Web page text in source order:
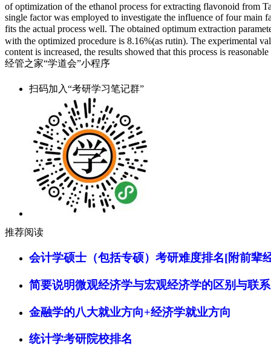
of optimization of the ethanol process for extracting flavonoid from
single factor was employed to investigate the influence of four main
fits the actual process well. The obtained optimum extraction
with the optimized procedure is 8.16%(as rutin). The experimental
content is increased, the results showed that this process is
经管之家“学道会”小程序
扫码加入“考研学习笔记群”
推荐阅读
会计学硕士（包括专硕）考研难度排名[附前辈
简要说明微观经济学与宏观经济学的区别与联系
金融学的八大就业方向+经济学就业方向
统计学考研院校排名